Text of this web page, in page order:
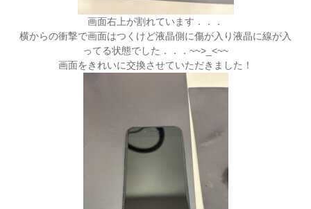
画面右上が割れています．．．
横からの衝撃で画面はつくけど液晶側に傷が入り液晶に線が入
ってる状態でした．．．~~>_<~~
画面をきれいに交換させていただきました！